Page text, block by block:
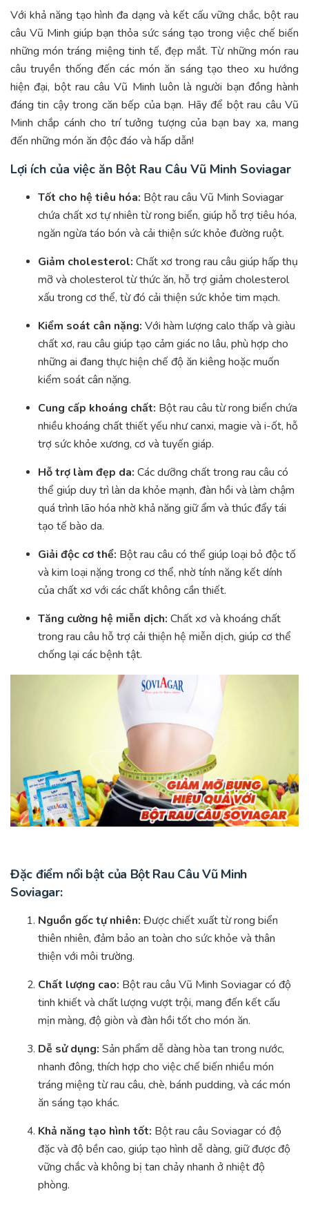
Với khả năng tạo hình đa dạng và kết cấu vững chắc, bột rau
câu Vũ Minh giúp bạn thỏa sức sáng tạo trong việc chế biến
những món tráng miệng tinh tế, đẹp mắt. Từ những món rau
câu truyền thống đến các món ăn sáng tạo theo xu hướng
hiện đại, bột rau câu Vũ Minh luôn là người bạn đồng hành
đáng tin cậy trong căn bếp của bạn. Hãy để bột rau câu Vũ
Minh chắp cánh cho trí tưởng tượng của bạn bay xa, mang
đến những món ăn độc đáo và hấp dẫn!
Lợi ích của việc ăn Bột Rau Câu Vũ Minh Soviagar
Tốt cho hệ tiêu hóa: Bột rau câu Vũ Minh Soviagar
chứa chất xơ tự nhiên từ rong biển, giúp hỗ trợ tiêu hóa,
ngăn ngừa táo bón và cải thiện sức khỏe đường ruột.
Giảm cholesterol: Chất xơ trong rau câu giúp hấp thụ
mỡ và cholesterol từ thức ăn, hỗ trợ giảm cholesterol
xấu trong cơ thể, từ đó cải thiện sức khỏe tim mạch.
Kiểm soát cân nặng: Với hàm lượng calo thấp và giàu
chất xơ, rau câu giúp tạo cảm giác no lâu, phù hợp cho
những ai đang thực hiện chế độ ăn kiêng hoặc muốn
kiểm soát cân nặng.
Cung cấp khoáng chất: Bột rau câu từ rong biển chứa
nhiều khoáng chất thiết yếu như canxi, magie và i-ốt, hỗ
trợ sức khỏe xương, cơ và tuyến giáp.
Hỗ trợ làm đẹp da: Các dưỡng chất trong rau câu có
thể giúp duy trì làn da khỏe mạnh, đàn hồi và làm chậm
quá trình lão hóa nhờ khả năng giữ ẩm và thúc đẩy tái
tạo tế bào da.
Giải độc cơ thể: Bột rau câu có thể giúp loại bỏ độc tố
và kim loại nặng trong cơ thể, nhờ tính năng kết dính
của chất xơ với các chất không cần thiết.
Tăng cường hệ miễn dịch: Chất xơ và khoáng chất
trong rau câu hỗ trợ cải thiện hệ miễn dịch, giúp cơ thể
chống lại các bệnh tật.
Đặc điểm nổi bật của Bột Rau Câu Vũ Minh
Soviagar:
Nguồn gốc tự nhiên: Được chiết xuất từ rong biển
thiên nhiên, đảm bảo an toàn cho sức khỏe và thân
thiện với môi trường.
Chất lượng cao: Bột rau câu Vũ Minh Soviagar có độ
tinh khiết và chất lượng vượt trội, mang đến kết cấu
mịn màng, độ giòn và đàn hồi tốt cho món ăn.
Dễ sử dụng: Sản phẩm dễ dàng hòa tan trong nước,
nhanh đông, thích hợp cho việc chế biến nhiều món
tráng miệng từ rau câu, chè, bánh pudding, và các món
ăn sáng tạo khác.
Khả năng tạo hình tốt: Bột rau câu Soviagar có độ
đặc và độ bền cao, giúp tạo hình dễ dàng, giữ được độ
vững chắc và không bị tan chảy nhanh ở nhiệt độ
phòng.